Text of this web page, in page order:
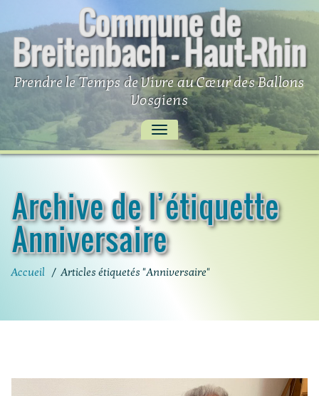
to
content
Commune de
Breitenbach – Haut-Rhin
Prendre le Temps de Vivre au Cœur des Ballons
Vosgiens
AFFICHER/MASQUER
LA
NAVIGATION
Archive de l’étiquette
Anniversaire
Accueil / Articles étiquetés "Anniversaire"